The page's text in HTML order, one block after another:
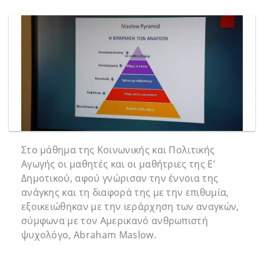
Στο μάθημα της Κοινωνικής και Πολιτικής
Αγωγής οι μαθητές και οι μαθήτριες της Ε’
Δημοτικού, αφού γνώρισαν την έννοια της
ανάγκης και τη διαφορά της με την επιθυμία,
εξοικειώθηκαν με την ιεράρχηση των αναγκών,
σύμφωνα με τον Αμερικανό ανθρωπιστή
ψυχολόγο, Abraham Maslow.